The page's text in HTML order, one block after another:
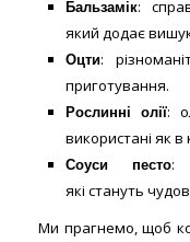
Бальзамік:
який додає
Оцти:
приготування.
Рослинні олії:
використані як в
Соуси
песто:
які стануть
Ми прагнемо, щоб